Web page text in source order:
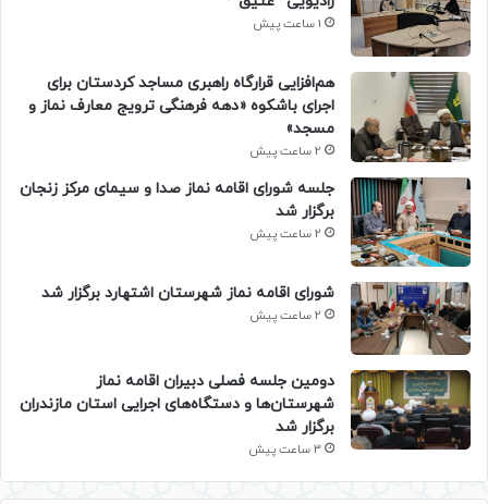
1 ساعت پیش
هم‌افزایی قرارگاه راهبری مساجد کردستان برای
اجرای باشکوه «دهه فرهنگی ترویج معارف نماز و
مسجد»
2 ساعت پیش
جلسه شورای اقامه نماز صدا و سیمای مرکز زنجان
برگزار شد
2 ساعت پیش
شورای اقامه نماز شهرستان اشتهارد برگزار شد
2 ساعت پیش
دومین جلسه فصلی دبیران اقامه نماز
شهرستان‌ها و دستگاه‌های اجرایی استان مازندران
برگزار شد
3 ساعت پیش